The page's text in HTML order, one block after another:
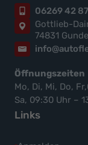
06269 42
Gottlieb-
74831
Öffnungszeiten
Mo, Di, Mi, Do,
Sa, 09:30 Uhr –
Links